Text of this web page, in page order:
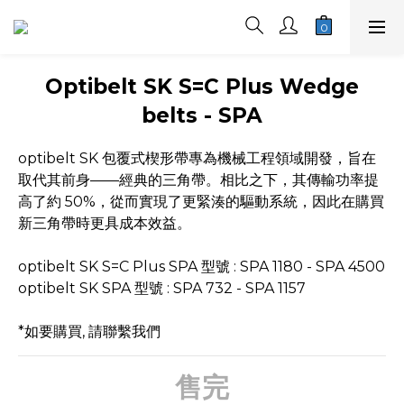
Optibelt SK S=C Plus Wedge
belts - SPA
optibelt SK 包覆式楔形帶專為機械工程領域開發，旨在
取代其前身——經典的三角帶。相比之下，其傳輸功率提
高了約 50%，從而實現了更緊湊的驅動系統，因此在購買
新三角帶時更具成本效益。
optibelt SK S=C Plus SPA 型號 : SPA 1180 - SPA 4500
optibelt SK SPA 型號 : SPA 732 - SPA 1157
*如要購買, 請聯繫我們
售完